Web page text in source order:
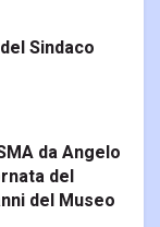
Sindaco
da Angelo
del
del Museo